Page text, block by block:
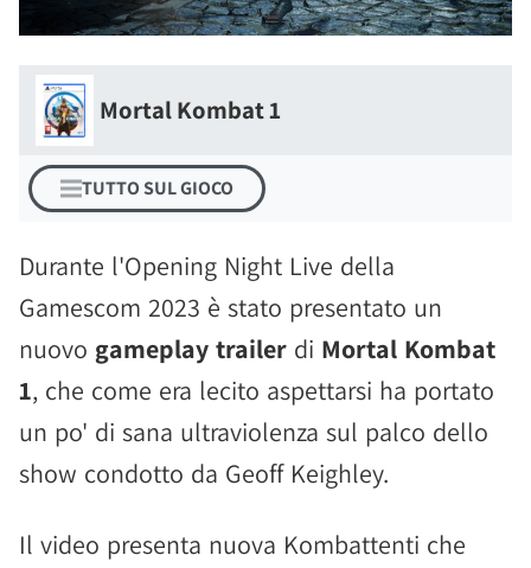
Mortal Kombat 1
TUTTO SUL GIOCO
Durante l'Opening Night Live della
Gamescom 2023 è stato presentato un
nuovo gameplay trailer di Mortal Kombat
1, che come era lecito aspettarsi ha portato
un po' di sana ultraviolenza sul palco dello
show condotto da Geoff Keighley.
Il video presenta nuova Kombattenti che